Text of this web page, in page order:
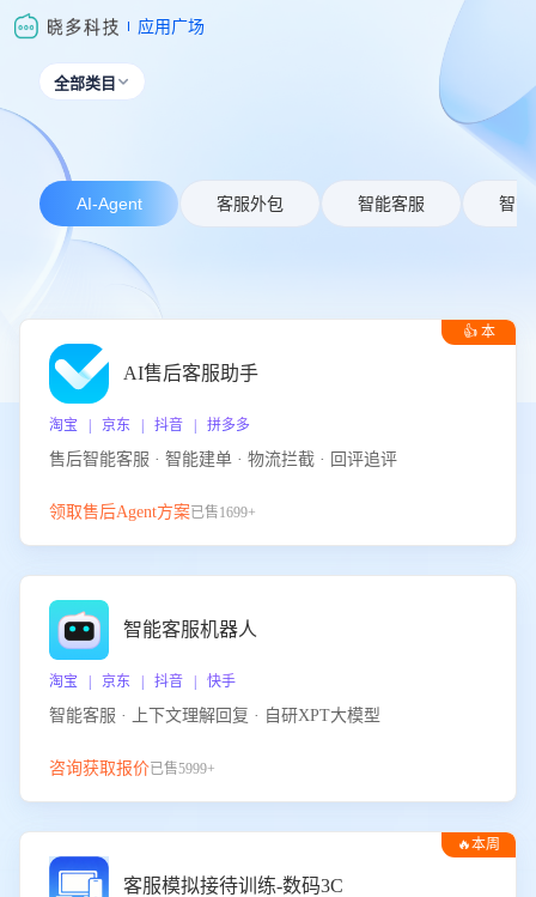
应用广场
全部类目 
AI-Agent 客服外包 智能客服 智能
👍 本
AI售后客服助手
淘宝 | 京东 | 抖音 | 拼多多
售后智能客服 · 智能建单 · 物流拦截 · 回评追评
领取售后Agent方案已售1699+
智能客服机器人
淘宝 | 京东 | 抖音 | 快手
智能客服 · 上下文理解回复 · 自研XPT大模型
咨询获取报价已售5999+
🔥本周
客服模拟接待训练-数码3C